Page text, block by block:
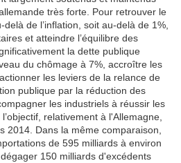
très forte. Pour retrouver le
de l’inflation, soit au-delà de 1%,
et atteindre l’équilibre des
la dette publique
du chômage à 7%, accroître les
les leviers de la relance de
publique par la réduction des
les industriels à réussir les
relativement à l'Allemagne,
2014. Dans la même comparaison,
de 595 milliards à environ
150 milliards d'excédents